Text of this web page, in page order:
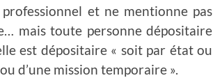
et ne mentionne pas
mais toute personne dépositaire
est dépositaire « soit par état ou
d’une mission temporaire ».